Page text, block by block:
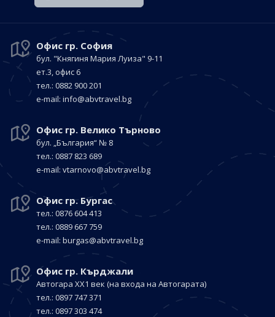
Офис гр. София
бул. "Княгиня Мария Луиза" 9-11
ет.3, офис 6
тел.: 0882 900 201
е-mail: info@abvtravel.bg
Офис гр. Велико Търново
бул. „България“ № 8
тел.: 0887 823 689
е-mail: vtarnovo@abvtravel.bg
Офис гр. Бургас
тел.: 0876 604 413
тел.: 0889 667 759
е-mail: burgas@abvtravel.bg
Офис гр. Кърджали
Автогара ХХ1 век (на входа на Автогарата)
тел.: 0897 747 371
тел.: 0897 303 474